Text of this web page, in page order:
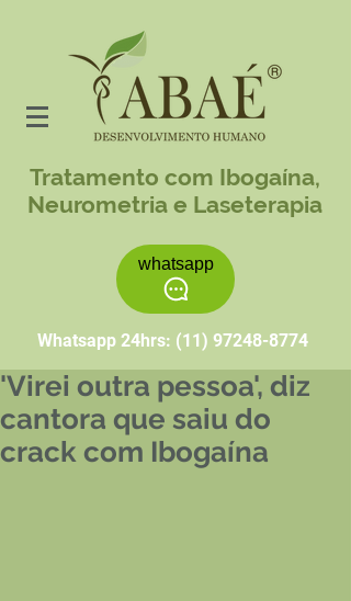
Tratamento com Ibogaína,
Neurometria e Laseterapia
whatsapp
Whatsapp 24hrs: (11) 97248-8774
'Virei outra pessoa', diz
cantora que saiu do
crack com Ibogaína